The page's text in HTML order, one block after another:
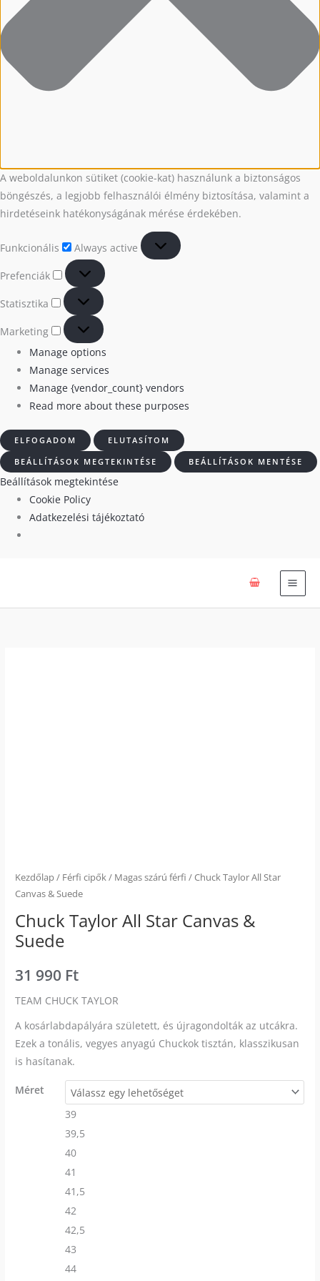
A weboldalunkon sütiket (cookie-kat) használunk a biztonságos
böngészés, a legjobb felhasználói élmény biztosítása, valamint a
hirdetéseink hatékonyságának mérése érdekében.
Funkcionális Always active
Prefenciák
Statisztika
Marketing
Manage options
Manage services
Manage {vendor_count} vendors
Read more about these purposes
ELFOGADOM
ELUTASÍTOM
BEÁLLÍTÁSOK MEGTEKINTÉSE
BEÁLLÍTÁSOK MENTÉSE
Beállítások megtekintése
Cookie Policy
Adatkezelési tájékoztató
Kezdőlap/ Férfi cipők/ Magas szárú férfi / Chuck Taylor All Star
Canvas & Suede
Chuck Taylor All Star Canvas &
Suede
31 990 Ft
TEAM CHUCK TAYLOR
A kosárlabdapályára született, és újragondolták az utcákra.
Ezek a tonális, vegyes anyagú Chuckok tisztán, klasszikusan
is hasítanak.
Méret
39
39,5
40
41
41,5
42
42,5
43
44